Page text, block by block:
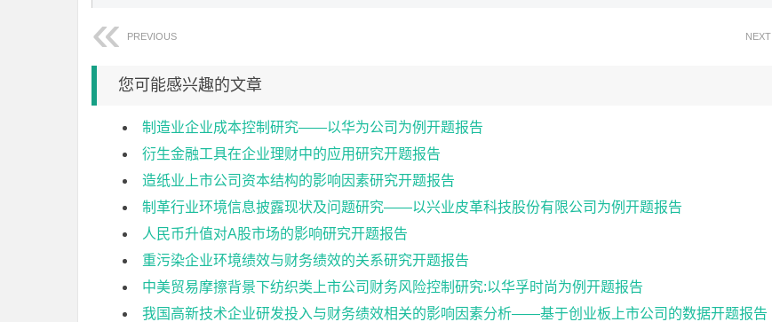
PREVIOUS NEXT
您可能感兴趣的文章
制造业企业成本控制研究——以华为公司为例开题报告
衍生金融工具在企业理财中的应用研究开题报告
造纸业上市公司资本结构的影响因素研究开题报告
制革行业环境信息披露现状及问题研究——以兴业皮革科技股份有限公司为例开题报告
人民币升值对A股市场的影响研究开题报告
重污染企业环境绩效与财务绩效的关系研究开题报告
中美贸易摩擦背景下纺织类上市公司财务风险控制研究:以华孚时尚为例开题报告
我国高新技术企业研发投入与财务绩效相关的影响因素分析——基于创业板上市公司的数据开题报告